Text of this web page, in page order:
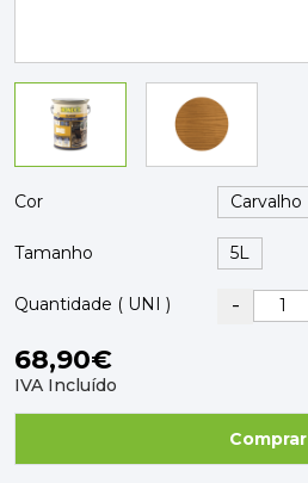
DYRUP
Cor
Tamanho
Quantidade ( UNI ) -
68,90€
IVA Incluído
Comprar